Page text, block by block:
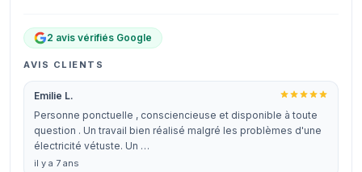
2 avis vérifiés Google
AVIS CLIENTS
Emilie L.
Personne ponctuelle , consciencieuse et disponible à toute
question . Un travail bien réalisé malgré les problèmes d'une
électricité vétuste. Un …
il y a 7 ans